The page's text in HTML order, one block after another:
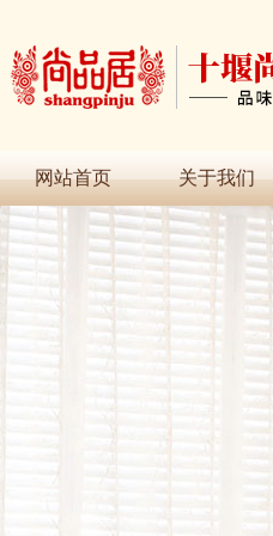
网站首页 关于我们